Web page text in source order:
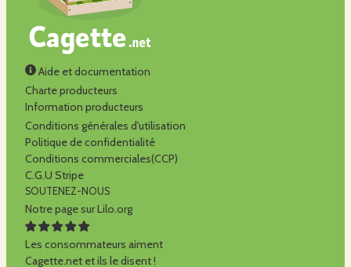
Aide et documentation
Charte producteurs
Information producteurs
Conditions générales d'utilisation
Politique de confidentialité
Conditions commerciales(CCP)
C.G.U Stripe
SOUTENEZ-NOUS
Notre page sur Lilo.org
Les consommateurs aiment
Cagette.net et ils le disent !